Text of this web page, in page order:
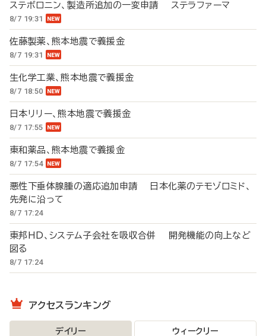
ステボロニン、製造所追加の一変申請 ステラファーマ
8/7 19:31
佐藤製薬、熊本地震で義援金
8/7 19:31
生化学工業、熊本地震で義援金
8/7 18:50
日本リリー、熊本地震で義援金
8/7 17:55
東和薬品、熊本地震で義援金
8/7 17:54
悪性下垂体腺腫の適応追加申請 日本化薬のテモゾロミド、
先発に沿って
8/7 17:24
東邦HD、システム子会社を吸収合併 開発機能の向上など
図る
8/7 17:24
アクセスランキング
デイリー ウィークリー